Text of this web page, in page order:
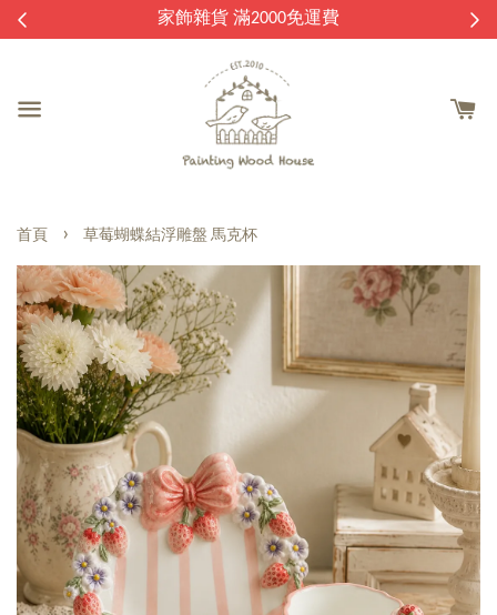
家飾雜貨 滿2000免運費
首頁 › 草莓蝴蝶結浮雕盤 馬克杯